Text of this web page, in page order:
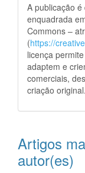
A publicação
enquadrada
Commons –
(https://
licença
adaptem e
comerciais,
criação original.
Artigos
autor(es)